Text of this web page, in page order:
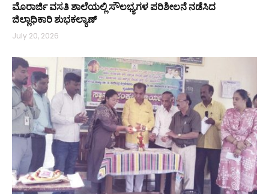
ಮೊರಾರ್ಜಿ ವಸತಿ ಶಾಲೆಯಲ್ಲಿ ಸೌಲಭ್ಯಗಳ ಪರಿಶೀಲನೆ ನಡೆಸಿದ
ಜಿಲ್ಲಾಧಿಕಾರಿ ಶುಭಕಲ್ಯಾಣ್
July 20, 2026